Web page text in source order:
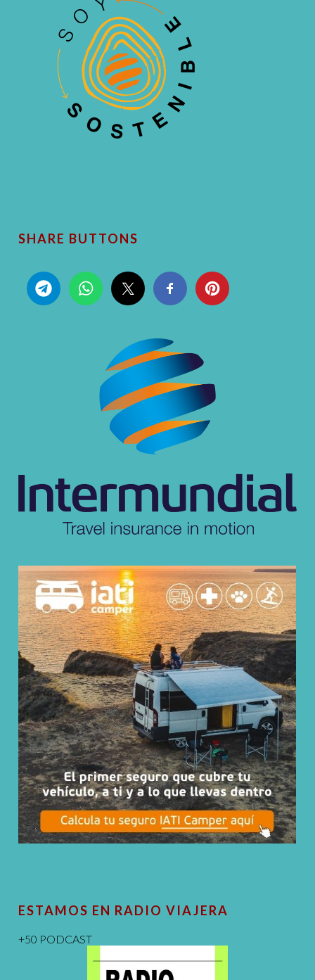
SHARE BUTTONS
ESTAMOS EN RADIO VIAJERA
+50 PODCAST